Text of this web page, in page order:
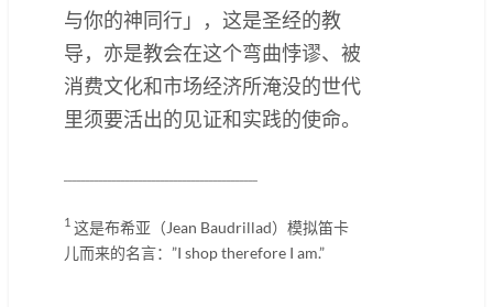
与你的神同行」，这是圣经的教
导，亦是教会在这个弯曲悖谬、被
消费文化和市场经济所淹没的世代
里须要活出的见证和实践的使命。
1 这是布希亚（Jean Baudrillad）模拟笛卡
儿而来的名言：”I shop therefore I am.”